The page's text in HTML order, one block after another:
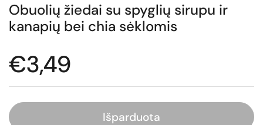
Obuolių žiedai su spyglių sirupu ir
kanapių bei chia sėklomis
Normali kaina
€3,49
Išparduota